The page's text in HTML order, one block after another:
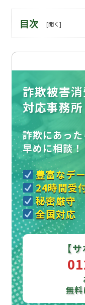
目次
詐欺被害
対応事務所
詐欺にあっ
早めに相談！
豊富なデ
24時間受
秘密厳守
全国対応
【
無